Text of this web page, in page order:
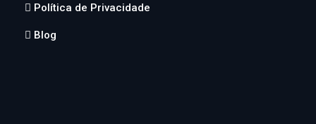
Política de Privacidade
Blog